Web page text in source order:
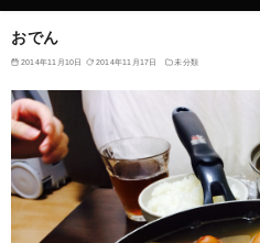
おでん
2014年11月10日 2014年11月17日 未分類